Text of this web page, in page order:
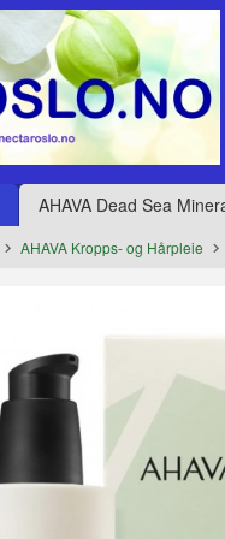
AHAVA Dead Sea
AHAVA Kropps- og Hårpleie